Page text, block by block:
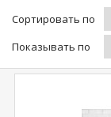
Сортировать по
Показывать по